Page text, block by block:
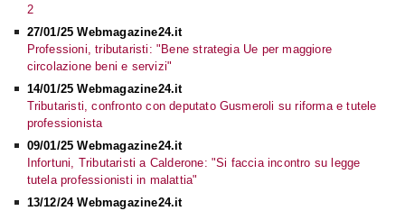
2
27/01/25 Webmagazine24.it
Professioni, tributaristi: "Bene strategia Ue per maggiore
circolazione beni e servizi"
14/01/25 Webmagazine24.it
Tributaristi, confronto con deputato Gusmeroli su riforma e tutele
professionista
09/01/25 Webmagazine24.it
Infortuni, Tributaristi a Calderone: "Si faccia incontro su legge
tutela professionisti in malattia"
13/12/24 Webmagazine24.it